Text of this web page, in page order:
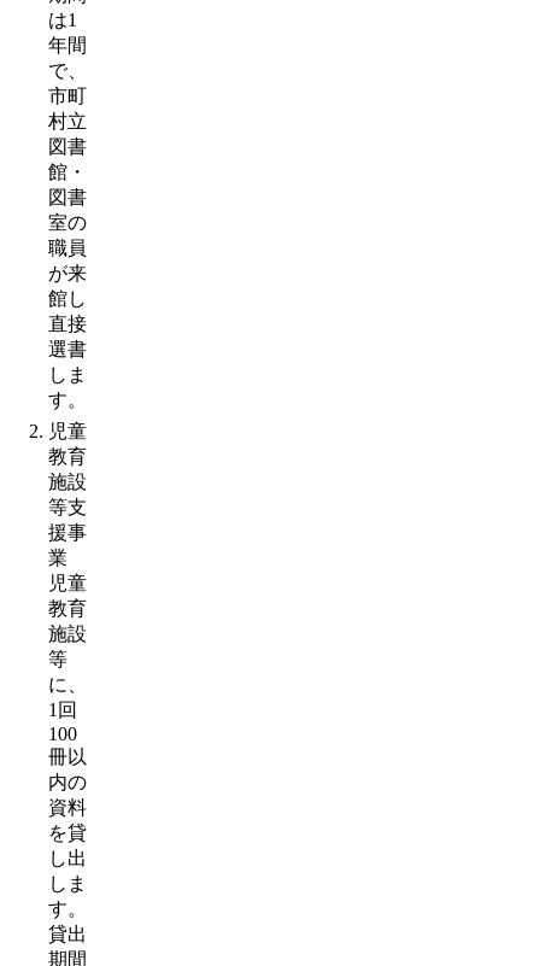
は1
年間
で、
市町
村立
図書
館・
図書
室の
職員
が来
館し
直接
選書
しま
す。
児童
教育
施設
等支
援事
業
児童
教育
施設
等
に、
1回
100
冊以
内の
資料
を貸
し出
しま
す。
貸出
期間